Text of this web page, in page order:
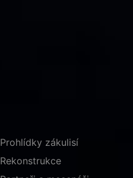
Prohlídky zákulisí
Rekonstrukce